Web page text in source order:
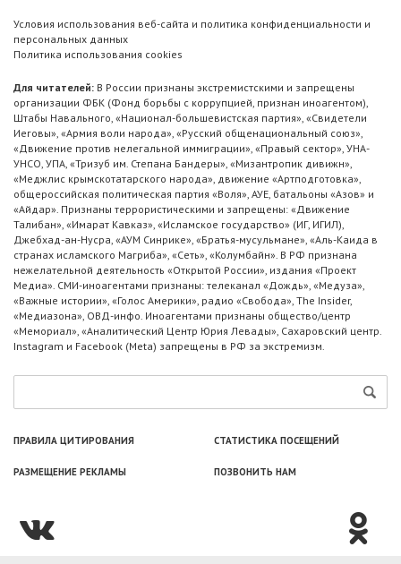
Условия использования веб-сайта и политика конфиденциальности и
персональных данных
Политика использования cookies
Для читателей: В России признаны экстремистскими и запрещены
организации ФБК (Фонд борьбы с коррупцией, признан иноагентом),
Штабы Навального, «Национал-большевистская партия», «Свидетели
Иеговы», «Армия воли народа», «Русский общенациональный союз»,
«Движение против нелегальной иммиграции», «Правый сектор», УНА-
УНСО, УПА, «Тризуб им. Степана Бандеры», «Мизантропик дивижн»,
«Меджлис крымскотатарского народа», движение «Артподготовка»,
общероссийская политическая партия «Воля», АУЕ, батальоны «Азов» и
«Айдар». Признаны террористическими и запрещены: «Движение
Талибан», «Имарат Кавказ», «Исламское государство» (ИГ, ИГИЛ),
Джебхад-ан-Нусра, «АУМ Синрике», «Братья-мусульмане», «Аль-Каида в
странах исламского Магриба», «Сеть», «Колумбайн». В РФ признана
нежелательной деятельность «Открытой России», издания «Проект
Медиа». СМИ-иноагентами признаны: телеканал «Дождь», «Медуза»,
«Важные истории», «Голос Америки», радио «Свобода», The Insider,
«Медиазона», ОВД-инфо. Иноагентами признаны общество/центр
«Мемориал», «Аналитический Центр Юрия Левады», Сахаровский центр.
Instagram и Facebook (Metа) запрещены в РФ за экстремизм.
ПРАВИЛА ЦИТИРОВАНИЯ СТАТИСТИКА ПОСЕЩЕНИЙ
РАЗМЕЩЕНИЕ РЕКЛАМЫ ПОЗВОНИТЬ НАМ